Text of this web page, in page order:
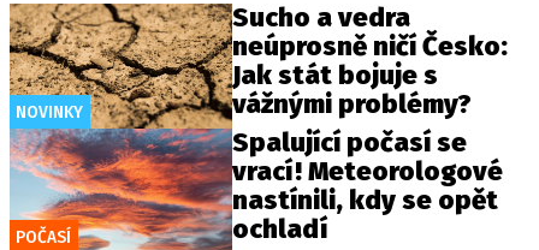
NOVINKY
Sucho a vedra
neúprosně ničí Česko:
Jak stát bojuje s
vážnými problémy?
POČASÍ
Spalující počasí se
vrací! Meteorologové
nastínili, kdy se opět
ochladí